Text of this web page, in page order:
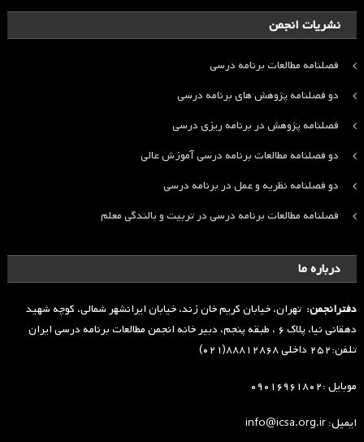
نشریات انجمن
فصلنامه مطالعات برنامه درسی
دو فصلنامه پژوهش های برنامه درسی
فصلنامه پژوهش در برنامه ریزی درسی
دو فصلنامه مطالعات برنامه درسی آموزش عالی
دو فصلنامه نظریه و عمل در برنامه درسی
فصلنامه مطالعات برنامه درسی در تربیت و بالندگی معلم
درباره ما
دفترانجمن: تهران، خیابان کریم خان زند، خیابان ایرانشهر شمالی، کوچه شهید
دهقانی نیا، پلاک ۶ ، طبقه پنجم، دبیر خانه انجمن مطالعات برنامه درسی ایران
تلفن:۲۵۲ داخلی ۸۸۸۱۲۸۶۸(۰۲۱)
موبایل :۰۹۰۱۶۹۶۱۸۰۲
ایمیل: info@icsa.org.ir